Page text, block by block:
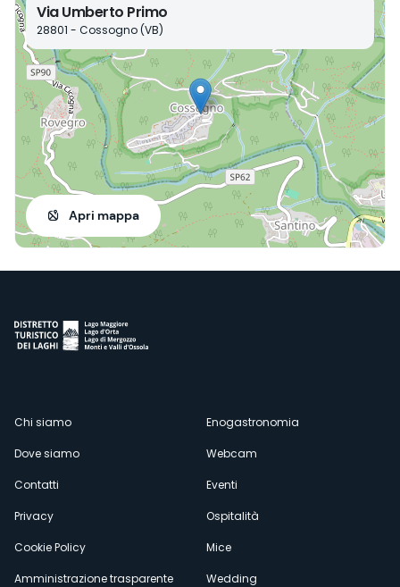
Via Umberto Primo
28801 - Cossogno (VB)
Apri mappa
Menù
secondario
Chi siamo
Dove siamo
Contatti
Privacy
Cookie Policy
Amministrazione trasparente
Enogastronomia
Webcam
Eventi
Ospitalità
Mice
Wedding